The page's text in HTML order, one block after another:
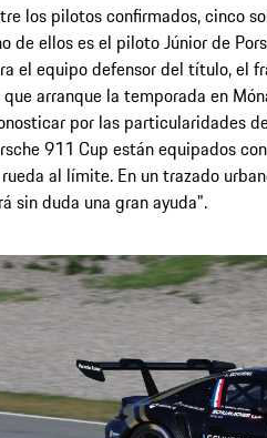
los pilotos confirmados, cinco
de ellos es el piloto Júnior de
el equipo defensor del título, el
arranque la temporada en
por las particularidades
911 Cup están equipados
al límite. En un trazado
sin duda una gran ayuda".